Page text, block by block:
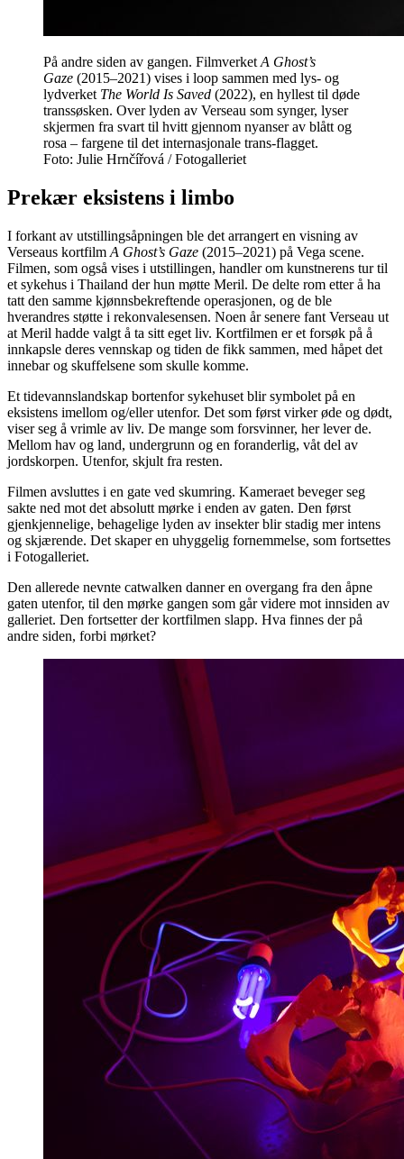
På andre siden av gangen. Filmverket A Ghost’s
Gaze (2015–2021) vises i loop sammen med lys- og
lydverket The World Is Saved (2022), en hyllest til døde
transsøsken. Over lyden av Verseau som synger, lyser
skjermen fra svart til hvitt gjennom nyanser av blått og
rosa – fargene til det internasjonale trans-flagget.
Foto: Julie Hrnčířová / Fotogalleriet
Prekær eksistens i limbo
I forkant av utstillingsåpningen ble det arrangert en visning av
Verseaus kortfilm A Ghost’s Gaze (2015–2021) på Vega scene.
Filmen, som også vises i utstillingen, handler om kunstnerens tur til
et sykehus i Thailand der hun møtte Meril. De delte rom etter å ha
tatt den samme kjønnsbekreftende operasjonen, og de ble
hverandres støtte i rekonvalesensen. Noen år senere fant Verseau ut
at Meril hadde valgt å ta sitt eget liv. Kortfilmen er et forsøk på å
innkapsle deres vennskap og tiden de fikk sammen, med håpet det
innebar og skuffelsene som skulle komme.
Et tidevannslandskap bortenfor sykehuset blir symbolet på en
eksistens imellom og/eller utenfor. Det som først virker øde og dødt,
viser seg å vrimle av liv. De mange som forsvinner, her lever de.
Mellom hav og land, undergrunn og en foranderlig, våt del av
jordskorpen. Utenfor, skjult fra resten.
Filmen avsluttes i en gate ved skumring. Kameraet beveger seg
sakte ned mot det absolutt mørke i enden av gaten. Den først
gjenkjennelige, behagelige lyden av insekter blir stadig mer intens
og skjærende. Det skaper en uhyggelig fornemmelse, som fortsettes
i Fotogalleriet.
Den allerede nevnte catwalken danner en overgang fra den åpne
gaten utenfor, til den mørke gangen som går videre mot innsiden av
galleriet. Den fortsetter der kortfilmen slapp. Hva finnes der på
andre siden, forbi mørket?